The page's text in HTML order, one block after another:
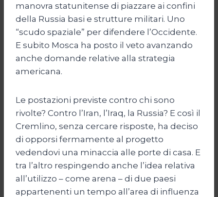
manovra statunitense di piazzare ai confini
della Russia basi e strutture militari. Uno
“scudo spaziale” per difendere l’Occidente.
E subito Mosca ha posto il veto avanzando
anche domande relative alla strategia
americana.
Le postazioni previste contro chi sono
rivolte? Contro l’Iran, l’Iraq, la Russia? E così il
Cremlino, senza cercare risposte, ha deciso
di opporsi fermamente al progetto
vedendovi una minaccia alle porte di casa. E
tra l’altro respingendo anche l’idea relativa
all’utilizzo – come arena – di due paesi
appartenenti un tempo all’area di influenza